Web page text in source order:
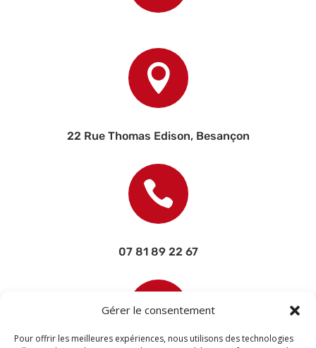
Gérer le consentement
Pour offrir les meilleures expériences, nous utilisons des technologies

22 Rue Thomas Edison, Besançon

07 81 89 22 67
